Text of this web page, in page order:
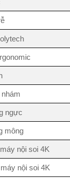
ngực
mông
nội soi 4K
nội soi 4K